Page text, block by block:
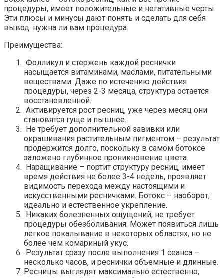
процедуры, имеет положительные и негативные черты.
Эти плюсы и минусы дают понять и сделать для себя
вывод: нужна ли вам процедура.
Преимущества:
Фолликул и стержень каждой реснички
насыщается витаминами, маслами, питательными
веществами. Даже по истечению действия
процедуры, через 2-3 месяца, структура остается
восстановленной.
Активируется рост ресниц, уже через месяц они
становятся гуще и пышнее.
Не требует дополнительной завивки или
окрашивания растительным пигментом – результат
продержится долго, поскольку в самом ботоксе
заложено глубинное проникновение цвета.
Наращивание – портит структуру ресниц, имеет
время действия не более 3-4 недель, проявляет
видимость перехода между настоящими и
искусственными ресничками. Ботокс – наоборот,
идеально и естественное укрепление.
Никаких болезненных ощущений, не требует
процедуры обезболивания. Может появиться лишь
легкое покалывание в некоторых областях, но не
более чем комариный укус.
Результат сразу после выполнения 1 сеанса –
несколько часов, и реснички объемные и длинные.
Ресницы выглядят максимально естественно,